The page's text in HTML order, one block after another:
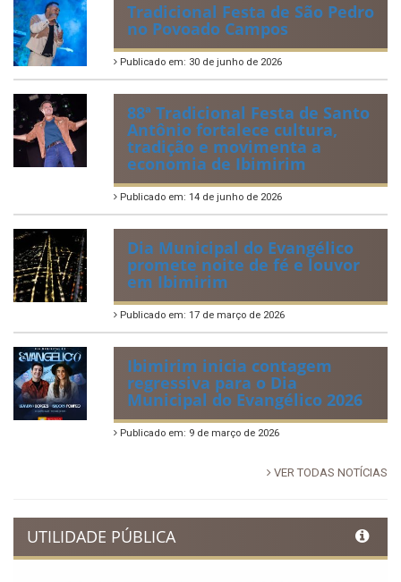
Tradicional Festa de São Pedro
no Povoado Campos
Publicado em: 30 de junho de 2026
88ª Tradicional Festa de Santo
Antônio fortalece cultura,
tradição e movimenta a
economia de Ibimirim
Publicado em: 14 de junho de 2026
Dia Municipal do Evangélico
promete noite de fé e louvor
em Ibimirim
Publicado em: 17 de março de 2026
Ibimirim inicia contagem
regressiva para o Dia
Municipal do Evangélico 2026
Publicado em: 9 de março de 2026
VER TODAS NOTÍCIAS
UTILIDADE PÚBLICA